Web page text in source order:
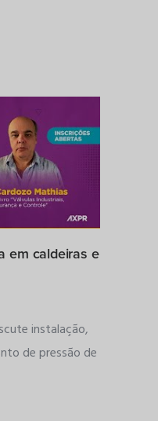
em caldeiras e
instalação,
de pressão de